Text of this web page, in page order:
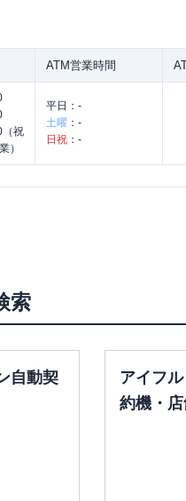
ATM営業時間
（祝
）
平日： -
土曜 ： -
日祝 ： -
索
自動契
アイフ
約機・